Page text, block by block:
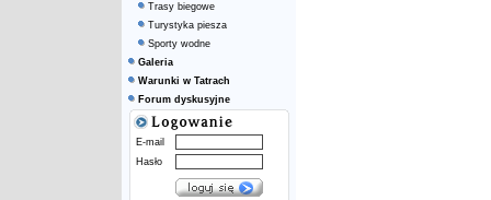
Trasy biegowe
Turystyka piesza
Sporty wodne
Galeria
Warunki w Tatrach
Forum dyskusyjne
E-mail
Hasło